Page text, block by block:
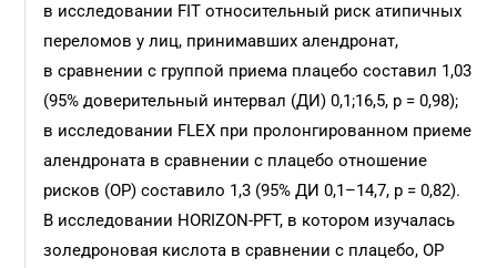
в исследовании FIT относительный риск атипичных
переломов у лиц, принимавших алендронат,
в сравнении с группой приема плацебо составил 1,03
(95% доверительный интервал (ДИ) 0,1;16,5, р = 0,98);
в исследовании FLEX при пролонгированном приеме
алендроната в сравнении с плацебо отношение
рисков (ОР) составило 1,3 (95% ДИ 0,1–14,7, р = 0,82).
В исследовании HORIZON-PFT, в котором изучалась
золедроновая кислота в сравнении с плацебо, ОР